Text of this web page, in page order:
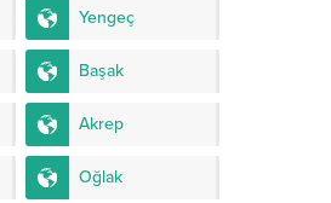
Yengeç
Başak
Akrep
Oğlak